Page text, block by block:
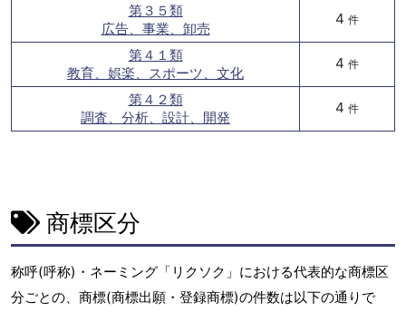
第３５類
広告、事業、卸売
4 件
第４１類
教育、娯楽、スポーツ、文化
4 件
第４２類
調査、分析、設計、開発
4 件
商標区分
称呼(呼称)・ネーミング「リクソク」における代表的な商標区
分ごとの、商標(商標出願・登録商標)の件数は以下の通りで